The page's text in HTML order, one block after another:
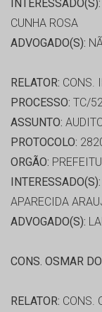
INTERESSADO(S):
CUNHA ROSA
ADVOGADO(S):
RELATOR: CONS.
PROCESSO: TC/
ASSUNTO:
PROTOCOLO:
ORGÃO:
INTERESSADO(S):
APARECIDA
ADVOGADO(S):
CONS. OSMAR
RELATOR: CONS.